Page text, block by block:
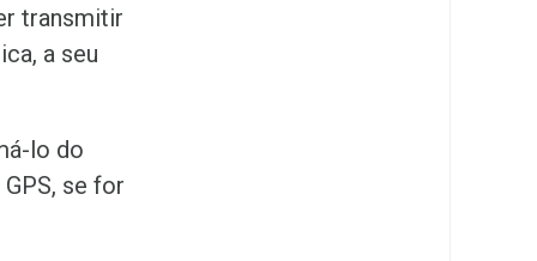
transmitir
a seu
lo do
se for